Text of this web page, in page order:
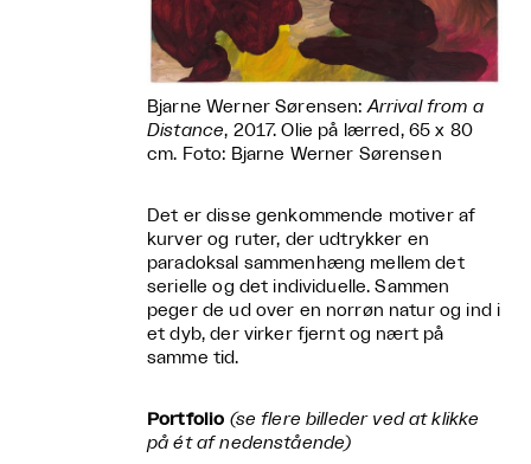
Bjarne Werner Sørensen: Arrival from a
Distance, 2017. Olie på lærred, 65 x 80
cm. Foto: Bjarne Werner Sørensen
Det er disse genkommende motiver af
kurver og ruter, der udtrykker en
paradoksal sammenhæng mellem det
serielle og det individuelle. Sammen
peger de ud over en norrøn natur og ind i
et dyb, der virker fjernt og nært på
samme tid.
Portfolio (se flere billeder ved at klikke
på ét af nedenstående)